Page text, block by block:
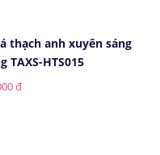
thạch anh xuyên sáng
TAXS-HTS015
đ